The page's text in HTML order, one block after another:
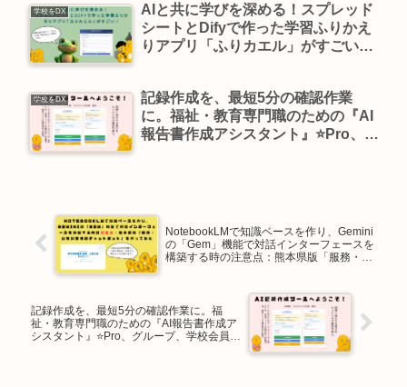
学校をDX
AIと共に学びを深める！スプレッド
シートとDifyで作った学習ふりかえ
りアプリ「ふりカエル」がすごい！
学校をDX
記録作成を、最短5分の確認作業
に。福祉・教育専門職のための『AI
報告書作成アシスタント』⭐️Pro、グ
NotebookLMで知識ベースを作り、Gemini
の「Gem」機能で対話インターフェースを
構築する時の注意点：熊本県版「服務・公
記録作成を、最短5分の確認作業に。福
祉・教育専門職のための『AI報告書作成ア
シスタント』⭐️Pro、グループ、学校会員様